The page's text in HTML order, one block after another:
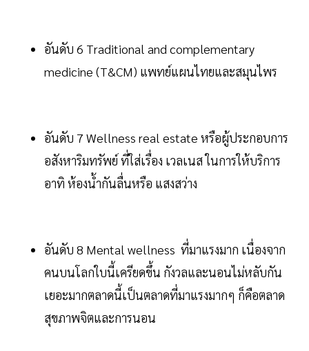
อันดับ 6 Traditional and complementary
medicine (T&CM) แพทย์แผนไทยและสมุนไพร
อันดับ 7 Wellness real estate หรือผู้ประกอบการ
อสังหาริมทรัพย์ ที่ใส่เรื่อง เวลเนส ในการให้บริการ
อาทิ ห้องน้ำกันลื่นหรือ แสงสว่าง
อันดับ 8 Mental wellness ที่มาแรงมาก เนื่องจาก
คนบนโลกใบนี้เครียดขึ้น กังวลและนอนไม่หลับกัน
เยอะมากตลาดนี้เป็นตลาดที่มาแรงมากๆ ก็คือตลาด
สุขภาพจิตและการนอน